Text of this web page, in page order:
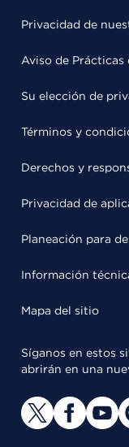
Privacidad de
Aviso de Prácticas
Su elección de
Términos y
Derechos y
Privacidad de
Planeación para
Información
Mapa del sitio
Síganos en estos
abrirán en una